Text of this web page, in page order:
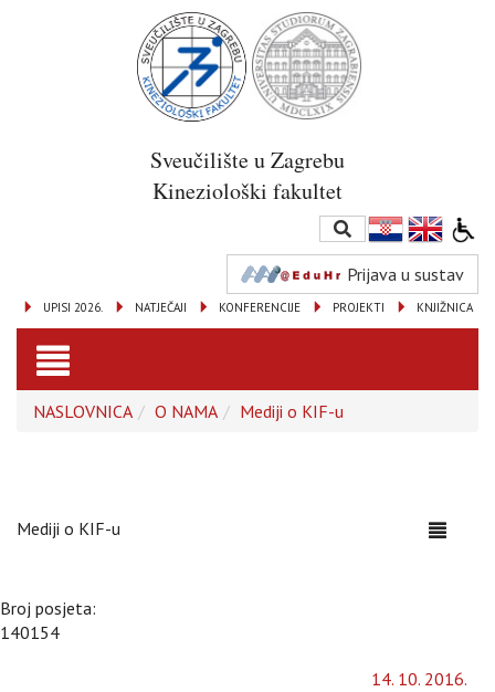
Sveučilište u Zagrebu
Kineziološki fakultet
Prijava u sustav
KNJIŽNICA
PROJEKTI
KONFERENCIJE
NATJEČAJI
UPISI 2026.
Toggle
navigation
NASLOVNICA O NAMA Mediji o KIF-u
Mediji o KIF-u
Broj posjeta:
140154
14. 10. 2016.